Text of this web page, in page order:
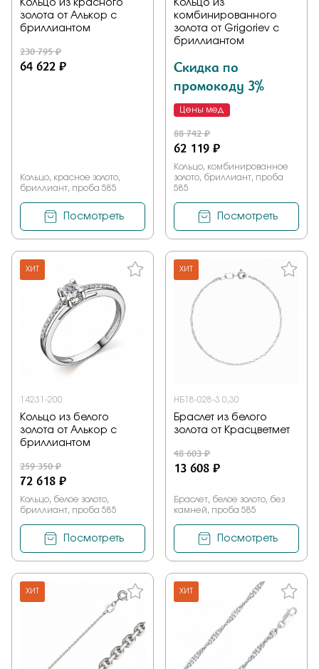
Кольцо из красного
золота от Алькор с
бриллиантом
230 795 ₽
64 622 ₽
Кольцо, красное золото,
бриллиант, проба 585
Посмотреть
Кольцо из
комбинированного
золота от Grigoriev с
бриллиантом
Скидка по
промокоду 3%
Цены мед
88 742 ₽
62 119 ₽
Кольцо, комбинированное
золото, бриллиант, проба
585
Посмотреть
ХИТ
14231-200
Кольцо из белого
золота от Алькор с
бриллиантом
259 350 ₽
72 618 ₽
Кольцо, белое золото,
бриллиант, проба 585
Посмотреть
ХИТ
НБ18-028-3 0,30
Браслет из белого
золота от Красцветмет
48 603 ₽
13 608 ₽
Браслет, белое золото, без
камней, проба 585
Посмотреть
ХИТ ХИТ